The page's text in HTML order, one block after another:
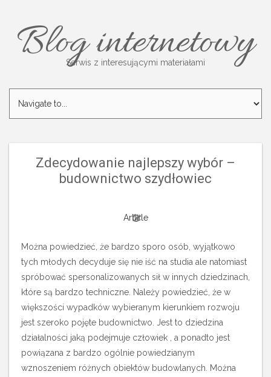
Blog internetowy
Serwis z interesującymi materiałami
Zdecydowanie najlepszy wybór –
budownictwo szydłowiec
Article
Można powiedzieć, że bardzo sporo osób, wyjątkowo
tych młodych decyduje się nie iść na studia ale natomiast
spróbować spersonalizowanych sił w innych dziedzinach,
które są bardzo techniczne. Należy powiedzieć, że w
większości wypadków wybieranym kierunkiem rozwoju
jest szeroko pojęte budownictwo. Jest to dziedzina
działalności jaką podejmuje człowiek , a ponadto jest
powiązana z bardzo ogólnie powiedzianym
wznoszeniem różnych obiektów budowlanych. Można